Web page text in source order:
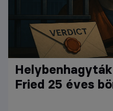
Fried 25 éves